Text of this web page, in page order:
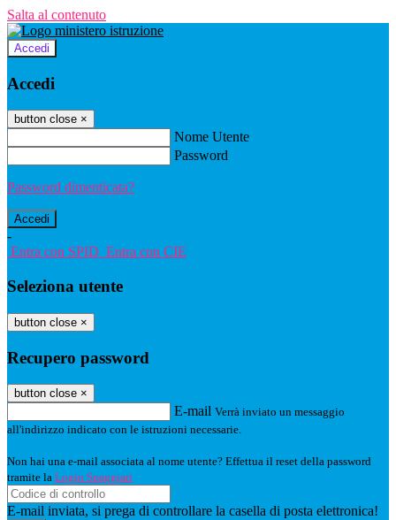
Salta al contenuto
Accedi
Accedi
button close ×
Nome Utente
Password
Password dimenticata?
-
Entra con SPID Entra con CIE
Seleziona utente
button close ×
Recupero password
button close ×
E-mail Verrà inviato un messaggio
all'indirizzo indicato con le istruzioni necessarie.
Non hai una e-mail associata al nome utente? Effettua il reset della password
tramite la Login Spaggiari
E-mail inviata, si prega di controllare la casella di posta elettronica!